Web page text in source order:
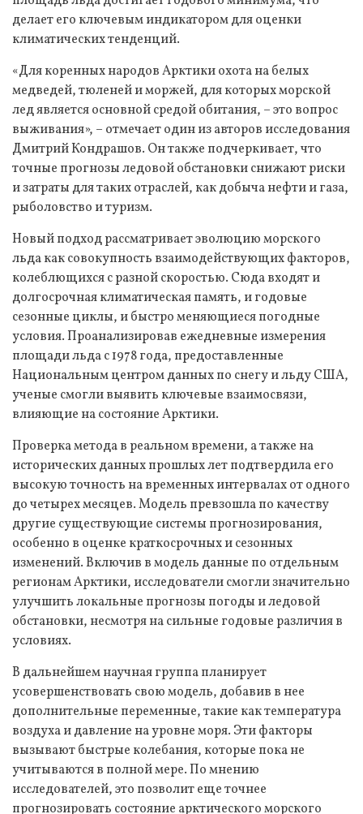
делает его ключевым индикатором для оценки
климатических тенденций.
«Для коренных народов Арктики охота на белых
медведей, тюленей и моржей, для которых морской
лед является основной средой обитания, – это вопрос
выживания», – отмечает один из авторов исследования
Дмитрий Кондрашов. Он также подчеркивает, что
точные прогнозы ледовой обстановки снижают риски
и затраты для таких отраслей, как добыча нефти и газа,
рыболовство и туризм.
Новый подход рассматривает эволюцию морского
льда как совокупность взаимодействующих факторов,
колеблющихся с разной скоростью. Сюда входят и
долгосрочная климатическая память, и годовые
сезонные циклы, и быстро меняющиеся погодные
условия. Проанализировав ежедневные измерения
площади льда с 1978 года, предоставленные
Национальным центром данных по снегу и льду США,
ученые смогли выявить ключевые взаимосвязи,
влияющие на состояние Арктики.
Проверка метода в реальном времени, а также на
исторических данных прошлых лет подтвердила его
высокую точность на временных интервалах от одного
до четырех месяцев. Модель превзошла по качеству
другие существующие системы прогнозирования,
особенно в оценке краткосрочных и сезонных
изменений. Включив в модель данные по отдельным
регионам Арктики, исследователи смогли значительно
улучшить локальные прогнозы погоды и ледовой
обстановки, несмотря на сильные годовые различия в
условиях.
В дальнейшем научная группа планирует
усовершенствовать свою модель, добавив в нее
дополнительные переменные, такие как температура
воздуха и давление на уровне моря. Эти факторы
вызывают быстрые колебания, которые пока не
учитываются в полной мере. По мнению
исследователей, это позволит еще точнее
прогнозировать состояние арктического морского